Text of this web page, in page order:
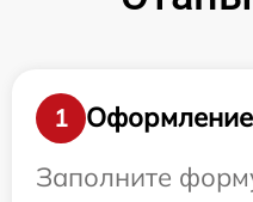
1
Заполните